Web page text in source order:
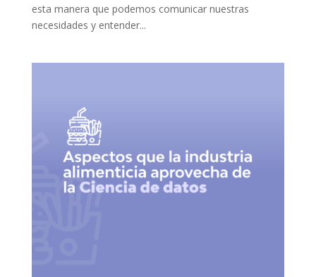
esta manera que podemos comunicar nuestras
necesidades y entender...